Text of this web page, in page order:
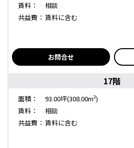
賃料：
相談
共益費： 賃料に含む
お問合せ
17階
面積：
93.00坪(308.00m²)
賃料：
相談
共益費： 賃料に含む